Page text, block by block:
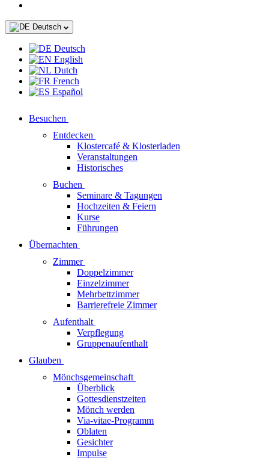
Deutsch
Deutsch
English
Dutch
French
Español
Besuchen
Entdecken
Klostercafé & Klosterladen
Veranstaltungen
Historisches
Buchen
Seminare & Tagungen
Hochzeiten & Feiern
Kurse
Führungen
Übernachten
Zimmer
Doppelzimmer
Einzelzimmer
Mehrbettzimmer
Barrierefreie Zimmer
Aufenthalt
Verpflegung
Gruppenaufenthalt
Glauben
Mönchsgemeinschaft
Überblick
Gottesdienstzeiten
Mönch werden
Via-vitae-Programm
Oblaten
Gesichter
Impulse